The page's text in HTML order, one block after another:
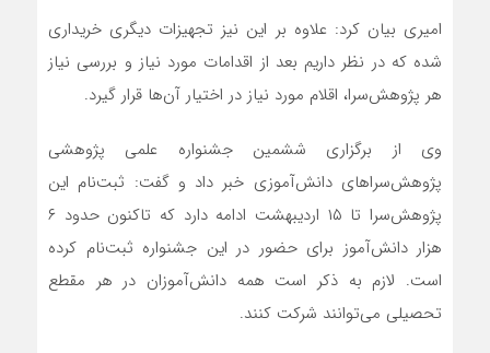
امیری بیان کرد: علاوه بر این نیز تجهیزات دیگری خریداری
شده که در نظر داریم بعد از اقدامات مورد نیاز و بررسی نیاز
هر پژوهش‌سرا، اقلام مورد نیاز در اختیار آن‌ها قرار گیرد.
وی از برگزاری ششمین جشنواره علمی پژوهشی
پژوهش‌سراهای دانش‌آموزی خبر داد و گفت: ثبت‌نام این
پژوهش‌سرا تا ۱۵ اردیبهشت‌ ادامه دارد که تاکنون حدود ۶
هزار دانش‌آموز برای حضور در این جشنواره ثبت‌نام کرده
است. لازم به ذکر است همه دانش‌آموزان در هر مقطع
تحصیلی می‌توانند شرکت کنند.